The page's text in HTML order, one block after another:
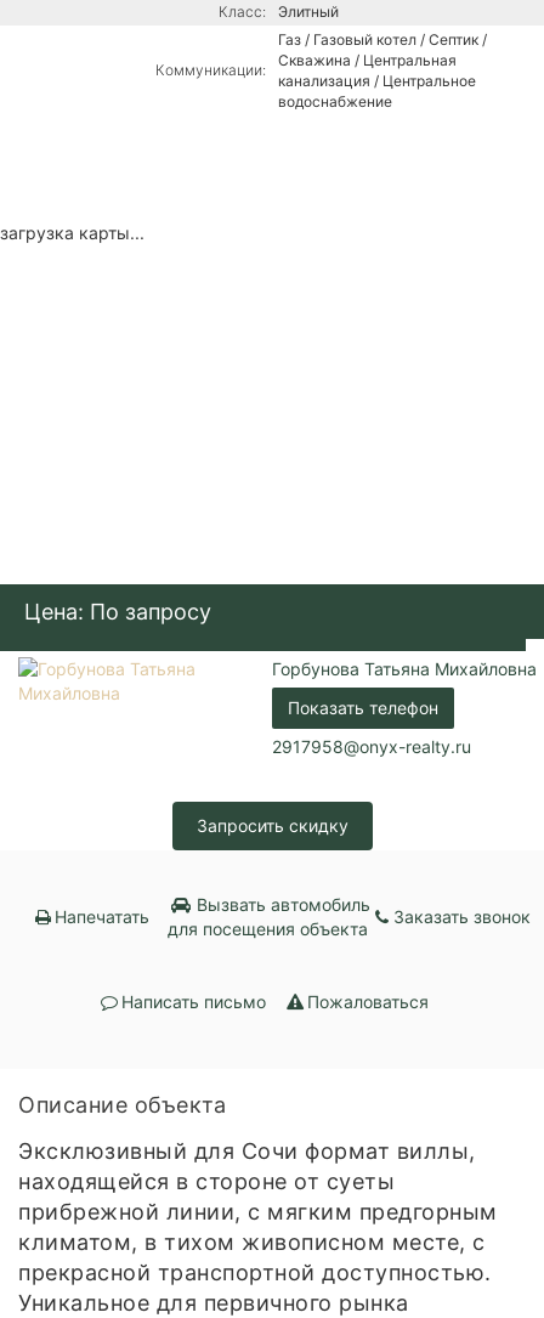
Класс:
Элитный
Коммуникации:
Газ / Газовый котел / Септик /
Скважина / Центральная
канализация / Центральное
водоснабжение
загрузка карты...
Цена: По запросу
Горбунова Татьяна Михайловна
Показать телефон
2917958@onyx-realty.ru
Запросить скидку
Напечатать
Вызвать автомобиль
для посещения объекта
Заказать звонок
Написать письмо Пожаловаться
Описание объекта
Эксклюзивный для Сочи формат виллы,
находящейся в стороне от суеты
прибрежной линии, с мягким предгорным
климатом, в тихом живописном месте, с
прекрасной транспортной доступностью.
Уникальное для первичного рынка